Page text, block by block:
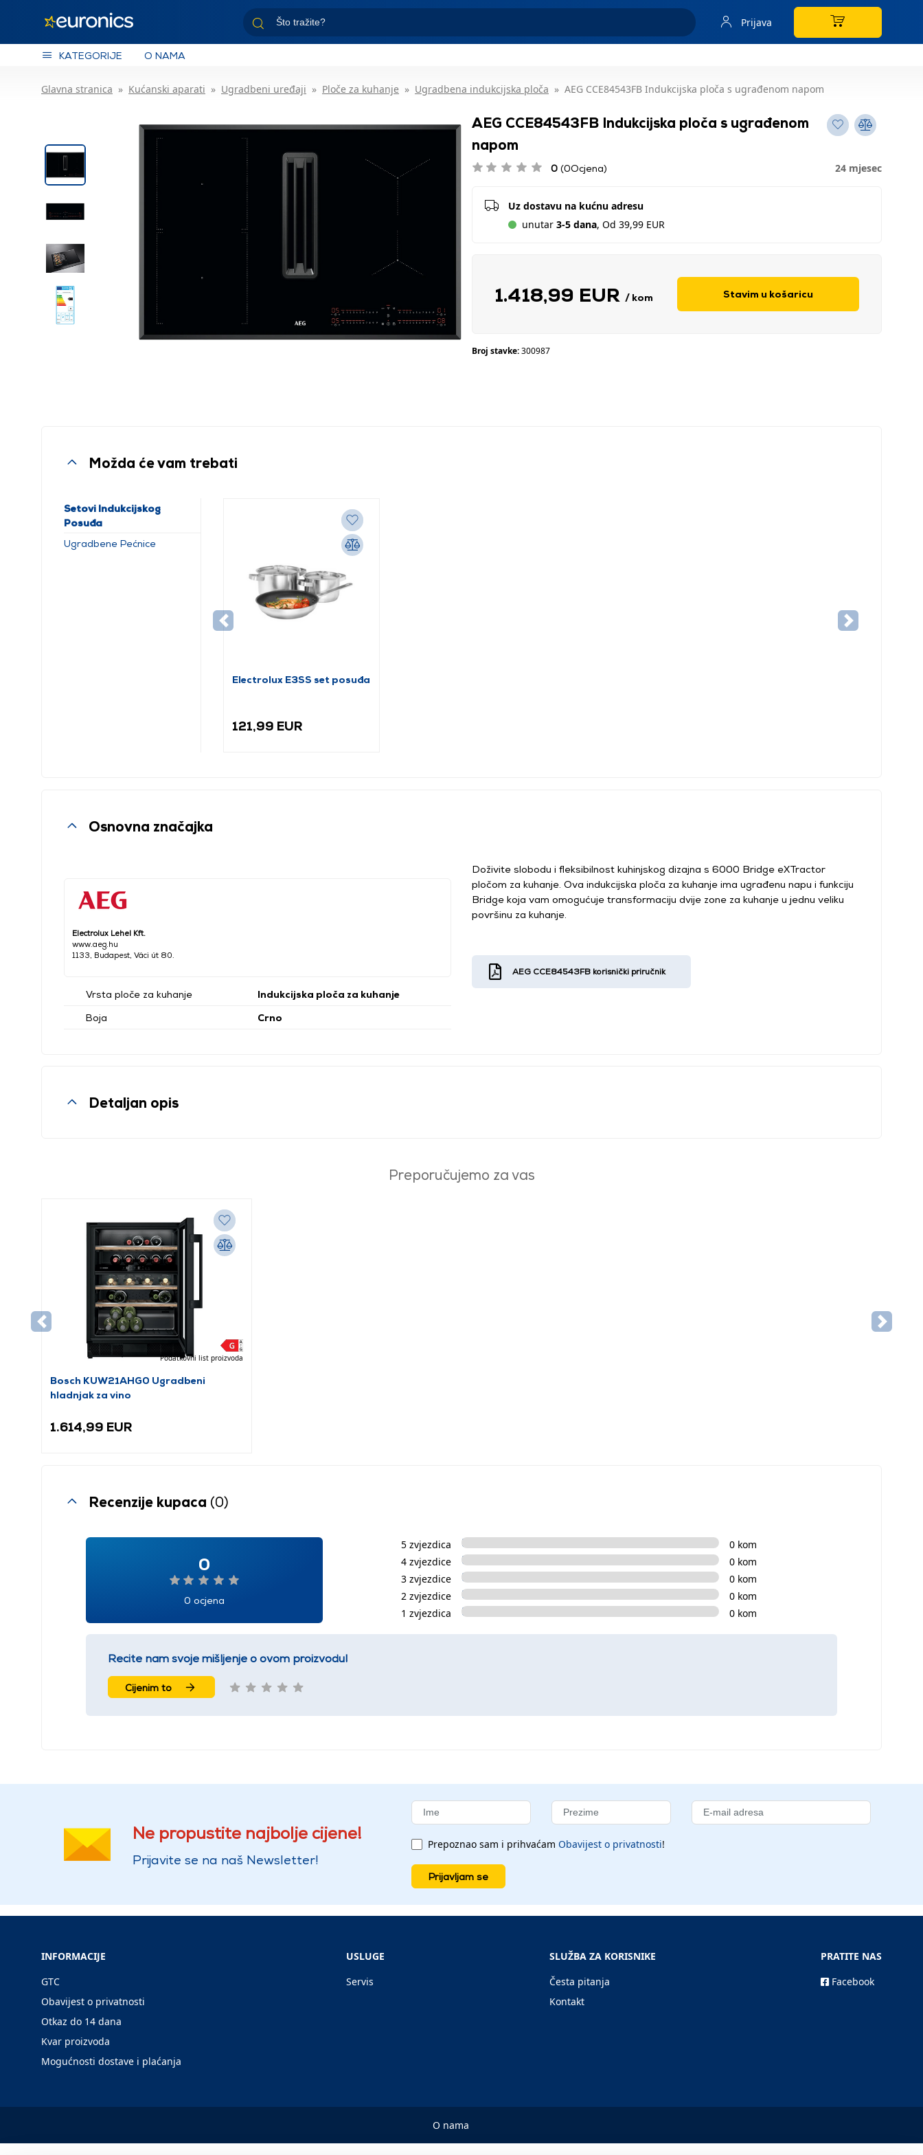
Prijava
KATEGORIJE O NAMA
Glavna stranica Kućanski aparati Ugradbeni uređaji Ploče za kuhanje Ugradbena indukcijska ploča AEG CCE84543FB Indukcijska ploča s ugrađenom napom
AEG CCE84543FB Indukcijska ploča s ugrađenom
napom
0 (0Ocjena) 24 mjesec
Uz dostavu na kućnu adresu
unutar 3-5 dana, Od 39,99 EUR
1.418,99 EUR / kom Stavim u košaricu
Broj stavke:300987
Možda će vam trebati
Setovi Indukcijskog
Posuđa
Ugradbene Pećnice
Electrolux E3SS set posuđa
121,99 EUR
Osnovna značajka
Electrolux Lehel Kft.
www.aeg.hu
1133, Budapest, Váci út 80.
Vrsta ploče za kuhanje
Indukcijska ploča za kuhanje
Boja
Crno
Doživite slobodu i fleksibilnost kuhinjskog dizajna s 6000 Bridge eXTractor
pločom za kuhanje. Ova indukcijska ploča za kuhanje ima ugrađenu napu i funkciju
Bridge koja vam omogućuje transformaciju dvije zone za kuhanje u jednu veliku
površinu za kuhanje.
AEG CCE84543FB korisnički priručnik
Detaljan opis
Preporučujemo za vas
Podatkovni list proizvoda
Bosch KUW21AHG0 Ugradbeni
hladnjak za vino
1.614,99 EUR
Recenzije kupaca (0)
0
0 ocjena
5 zvjezdica
0 kom
4 zvjezdice
0 kom
3 zvjezdice
0 kom
2 zvjezdice
0 kom
1 zvjezdica
0 kom
Recite nam svoje mišljenje o ovom proizvodu!
Cijenim to
Ne propustite najbolje cijene!
Prijavite se na naš Newsletter!
Prepoznao sam i prihvaćam Obavijest o privatnosti!
Prijavljam se
INFORMACIJE
GTC
Obavijest o privatnosti
Otkaz do 14 dana
Kvar proizvoda
Mogućnosti dostave i plaćanja
USLUGE
Servis
SLUŽBA ZA KORISNIKE
Česta pitanja
Kontakt
PRATITE NAS
Facebook
O nama